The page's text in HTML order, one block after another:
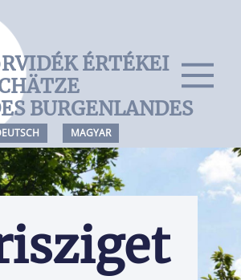
ÉRTÉKEI
BURGENLANDES
MAGYAR